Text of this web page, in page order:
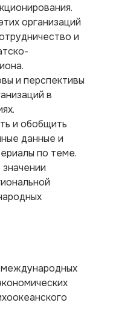
организаций
и
и перспективы
в
и обобщить
данные и
по теме.
международных